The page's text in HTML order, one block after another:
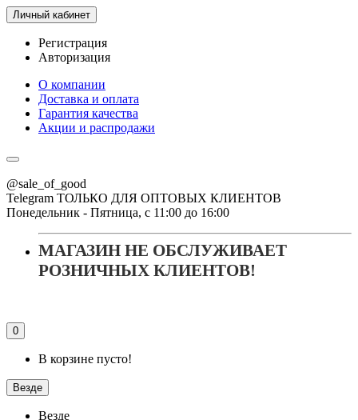
Личный кабинет
Регистрация
Авторизация
О компании
Доставка и оплата
Гарантия качества
Акции и распродажи
@sale_of_good
Telegram ТОЛЬКО ДЛЯ ОПТОВЫХ КЛИЕНТОВ
Понедельник - Пятница, с 11:00 до 16:00
МАГАЗИН НЕ ОБСЛУЖИВАЕТ
РОЗНИЧНЫХ КЛИЕНТОВ!
0
В корзине пусто!
Везде
Везде